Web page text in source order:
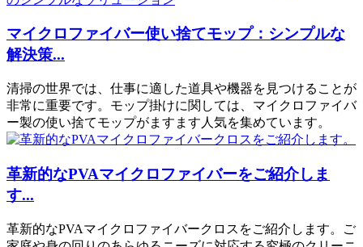
マイクロファイバー使い捨てモップ：シンプルな
解決策...
清掃の世界では、仕事に適した道具や機器を見つけることが
非常に重要です。モップ掛けに関しては、マイクロファイバ
ー製の使い捨てモップがますます人気を集めています。
革新的なPVAマイクロファイバーをご紹介しま
す...
革新的なPVAマイクロファイバークロスをご紹介します。ご